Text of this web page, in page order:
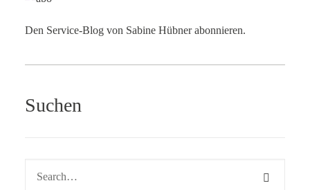
Den Service-Blog von Sabine Hübner abonnieren.
Suchen